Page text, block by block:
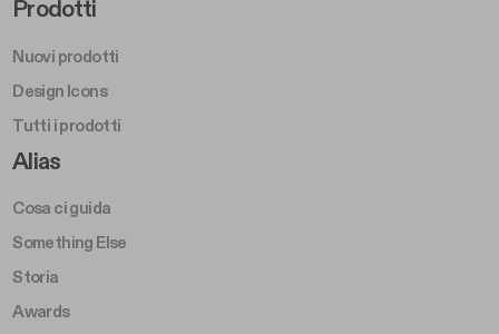
Prodotti
Nuovi prodotti
Design Icons
Tutti i prodotti
Footer Right A
Alias
Cosa ci guida
Something Else
Storia
Awards